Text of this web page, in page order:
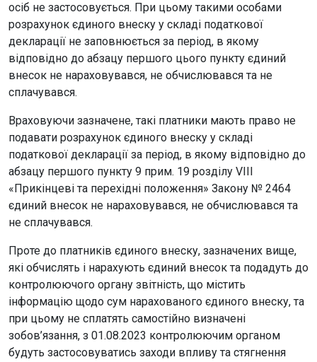
осіб не застосовується. При цьому такими особами
розрахунок єдиного внеску у складі податкової
декларації не заповнюється за період, в якому
відповідно до абзацу першого цього пункту єдиний
внесок не нараховувався, не обчислювався та не
сплачувався.
Враховуючи зазначене, такі платники мають право не
подавати розрахунок єдиного внеску у складі
податкової декларації за період, в якому відповідно до
абзацу першого пункту 9 прим. 19 розділу VIII
«Прикінцеві та перехідні положення» Закону № 2464
єдиний внесок не нараховувався, не обчислювався та
не сплачувався.
Проте до платників єдиного внеску, зазначених вище,
які обчислять і нарахують єдиний внесок та подадуть до
контролюючого органу звітність, що містить
інформацію щодо сум нарахованого єдиного внеску, та
при цьому не сплатять самостійно визначені
зобов’язання, з 01.08.2023 контролюючим органом
будуть застосовуватись заходи впливу та стягнення